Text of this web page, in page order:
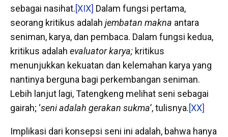
sebagai nasihat.[XIX] Dalam fungsi pertama,
seorang kritikus adalah jembatan makna antara
seniman, karya, dan pembaca. Dalam fungsi kedua,
kritikus adalah evaluator karya; kritikus
menunjukkan kekuatan dan kelemahan karya yang
nantinya berguna bagi perkembangan seniman.
Lebih lanjut lagi, Tatengkeng melihat seni sebagai
gairah; ‘seni adalah gerakan sukma’, tulisnya.[XX]
Implikasi dari konsepsi seni ini adalah, bahwa hanya